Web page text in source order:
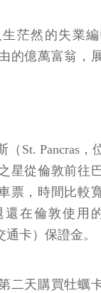
茫然的失業
的億萬富翁，
（St. Pancras，
星從倫敦前往
票，時間比較
在倫敦使用
卡）保證金。
二天購買牡蠣